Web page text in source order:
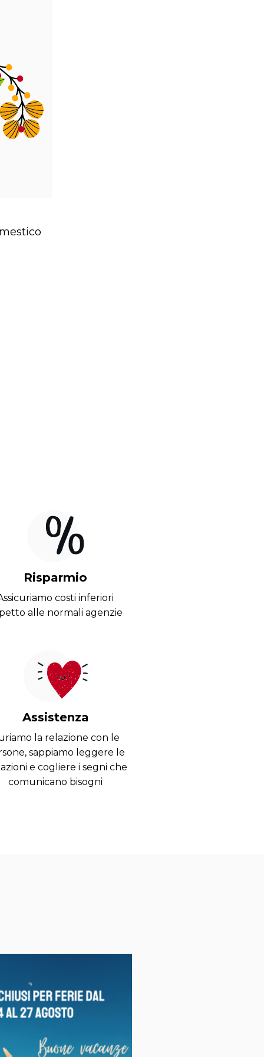
Risparmio
costi inferiori
alle normali agenzie
Assistenza
la relazione con le
sappiamo leggere le
e cogliere i segni che
comunicano bisogni